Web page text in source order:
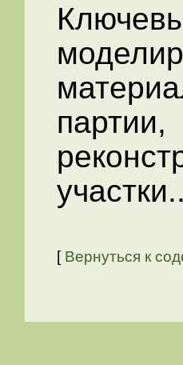
[ Вернуться к